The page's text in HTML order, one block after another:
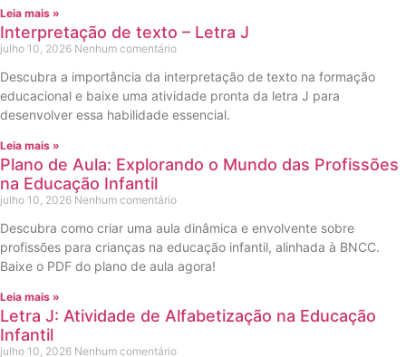
Leia mais »
Interpretação de texto – Letra J
julho 10, 2026 Nenhum comentário
Descubra a importância da interpretação de texto na formação
educacional e baixe uma atividade pronta da letra J para
desenvolver essa habilidade essencial.
Leia mais »
Plano de Aula: Explorando o Mundo das Profissões
na Educação Infantil
julho 10, 2026 Nenhum comentário
Descubra como criar uma aula dinâmica e envolvente sobre
profissões para crianças na educação infantil, alinhada à BNCC.
Baixe o PDF do plano de aula agora!
Leia mais »
Letra J: Atividade de Alfabetização na Educação
Infantil
julho 10, 2026 Nenhum comentário